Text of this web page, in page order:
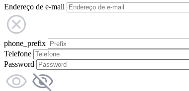
Endereço de e-mail
phone_prefix
Telefone
Password